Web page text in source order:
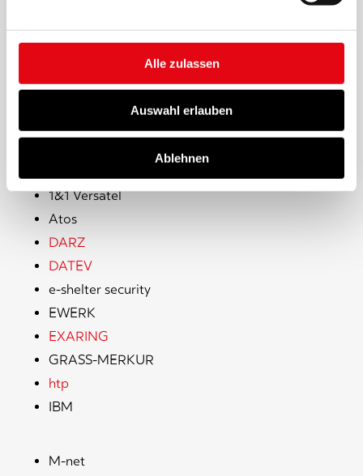
Alle zulassen
Auswahl erlauben
Ablehnen
gkv informatik
Carrier/Data Center/Cloud + IT Provider
1&1 Versatel
Atos
DARZ
DATEV
e-shelter security
EWERK
EXARING
GRASS-MERKUR
htp
IBM
M-net